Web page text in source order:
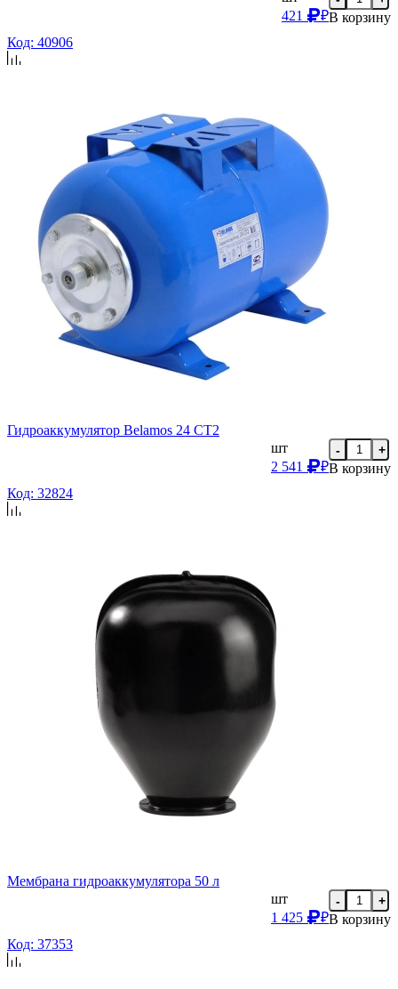
421
₽В корзину
Код: 40906
Гидроаккумулятор Belamos 24 CT2
шт
2 541
₽
- +
В корзину
Код: 32824
Мембрана гидроаккумулятора 50 л
шт
1 425
₽
- +
В корзину
Код: 37353